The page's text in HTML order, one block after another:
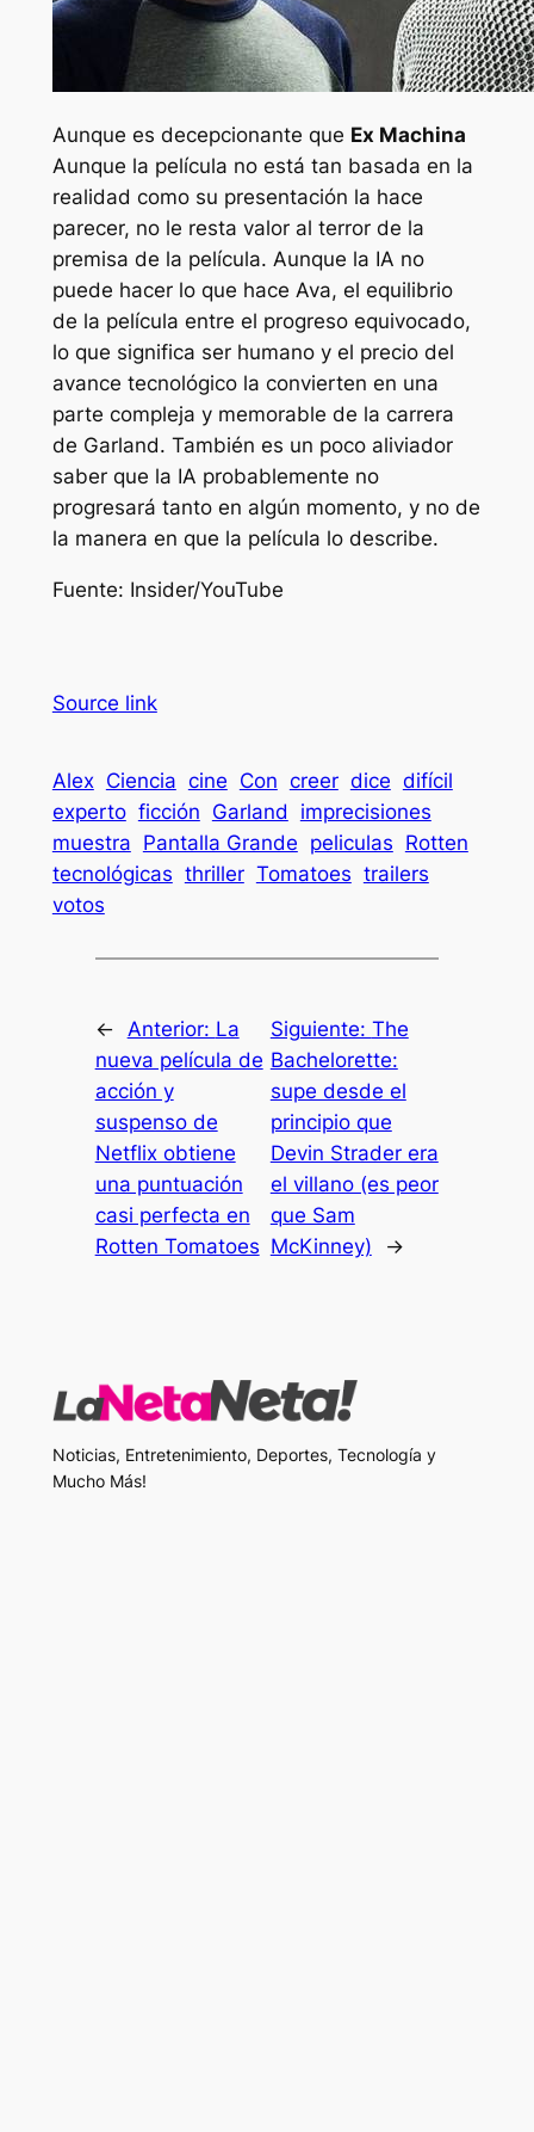
Aunque es decepcionante que Ex Machina
Aunque la película no está tan basada en la
realidad como su presentación la hace
parecer, no le resta valor al terror de la
premisa de la película. Aunque la IA no
puede hacer lo que hace Ava, el equilibrio
de la película entre el progreso equivocado,
lo que significa ser humano y el precio del
avance tecnológico la convierten en una
parte compleja y memorable de la carrera
de Garland. También es un poco aliviador
saber que la IA probablemente no
progresará tanto en algún momento, y no de
la manera en que la película lo describe.
Fuente: Insider/YouTube
Source link
Alex Ciencia cine Con creer dice difícil
experto ficción Garland
imprecisiones
muestra Pantalla Grande peliculas Rotten
tecnológicas thriller Tomatoes trailers
votos
← Anterior: La
nueva película de
acción y
suspenso de
Netflix obtiene
una puntuación
casi perfecta en
Rotten Tomatoes
Siguiente: The
Bachelorette:
supe desde el
principio que
Devin Strader era
el villano (es peor
que Sam
McKinney)
→
Noticias, Entretenimiento, Deportes, Tecnología y
Mucho Más!